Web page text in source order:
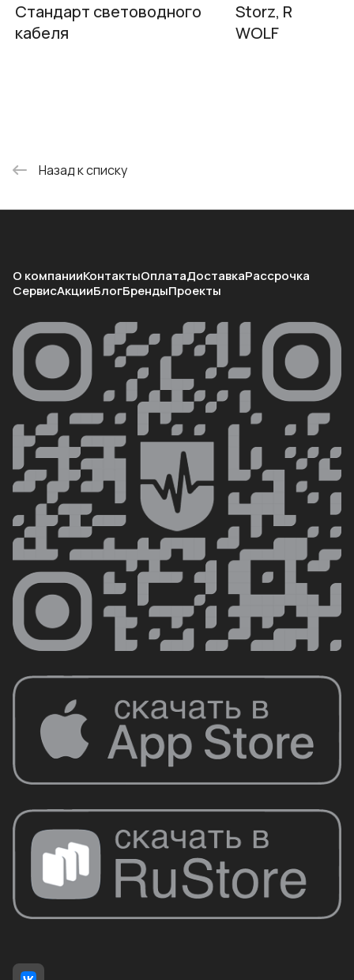
Стандарт световодного
кабеля
Storz, R
WOLF
Назад к списку
О компанииКонтактыОплатаДоставкаРассрочка
СервисАкцииБлогБрендыПроекты